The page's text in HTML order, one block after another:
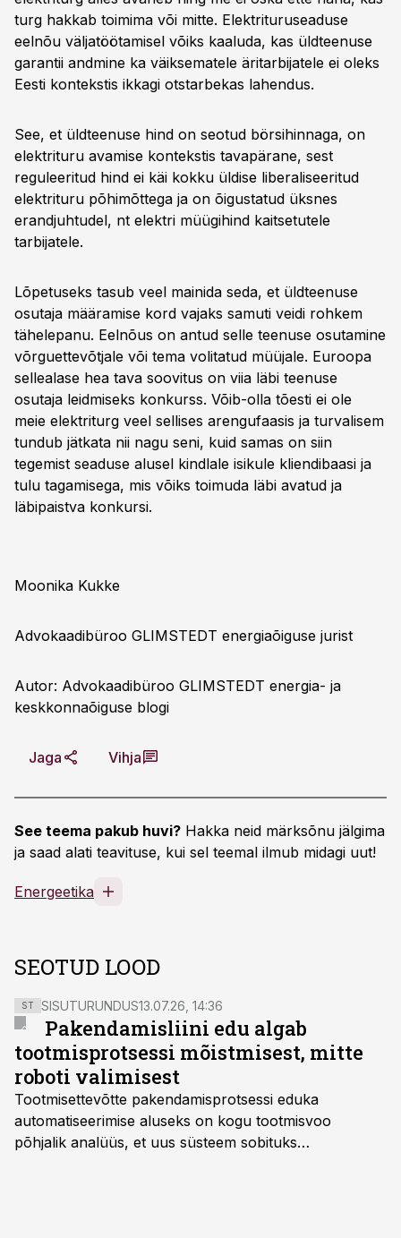
turg hakkab toimima või mitte. Elektrituruseaduse
eelnõu väljatöötamisel võiks kaaluda, kas üldteenuse
garantii andmine ka väiksematele äritarbijatele ei oleks
Eesti kontekstis ikkagi otstarbekas lahendus.
See, et üldteenuse hind on seotud börsihinnaga, on
elektrituru avamise kontekstis tavapärane, sest
reguleeritud hind ei käi kokku üldise liberaliseeritud
elektrituru põhimõttega ja on õigustatud üksnes
erandjuhtudel, nt elektri müügihind kaitsetutele
tarbijatele.
Lõpetuseks tasub veel mainida seda, et üldteenuse
osutaja määramise kord vajaks samuti veidi rohkem
tähelepanu. Eelnõus on antud selle teenuse osutamine
võrguettevõtjale või tema volitatud müüjale. Euroopa
sellealase hea tava soovitus on viia läbi teenuse
osutaja leidmiseks konkurss. Võib-olla tõesti ei ole
meie elektriturg veel sellises arengufaasis ja turvalisem
tundub jätkata nii nagu seni, kuid samas on siin
tegemist seaduse alusel kindlale isikule kliendibaasi ja
tulu tagamisega, mis võiks toimuda läbi avatud ja
läbipaistva konkursi.
Moonika Kukke
Advokaadibüroo GLIMSTEDT energiaõiguse jurist
Autor: Advokaadibüroo GLIMSTEDT energia- ja
keskkonnaõiguse blogi
Jaga Vihja
See teema pakub huvi? Hakka neid märksõnu jälgima
ja saad alati teavituse, kui sel teemal ilmub midagi uut!
Energeetika
SEOTUD LOOD
ST SISUTURUNDUS13.07.26, 14:36
Pakendamisliini edu algab
tootmisprotsessi mõistmisest, mitte
roboti valimisest
Tootmisettevõtte pakendamisprotsessi eduka
automatiseerimise aluseks on kogu tootmisvoo
põhjalik analüüs, et uus süsteem sobituks